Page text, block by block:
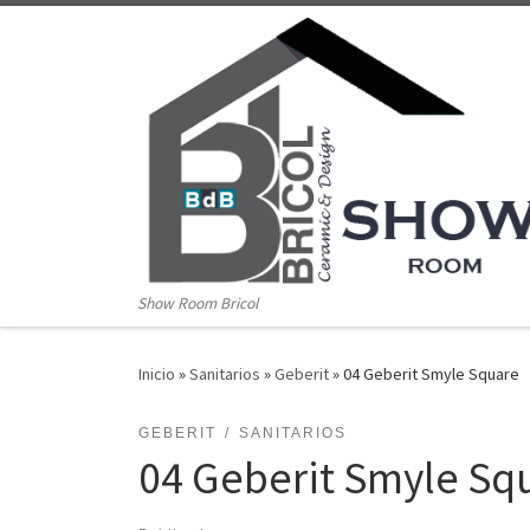
Show Room Bricol
Inicio »Sanitarios »Geberit»04 Geberit Smyle Square
GEBERIT SANITARIOS
04 Geberit Smyle